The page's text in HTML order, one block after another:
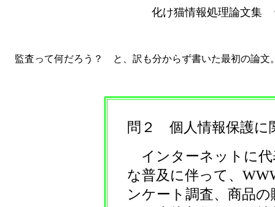
化け猫情報処理論文集
監査って何だろう？ と、訳も分からず書いた最初の論文
問２ 個人情報保護に
インターネットに代
な普及に伴って、
ンケート調査、商品